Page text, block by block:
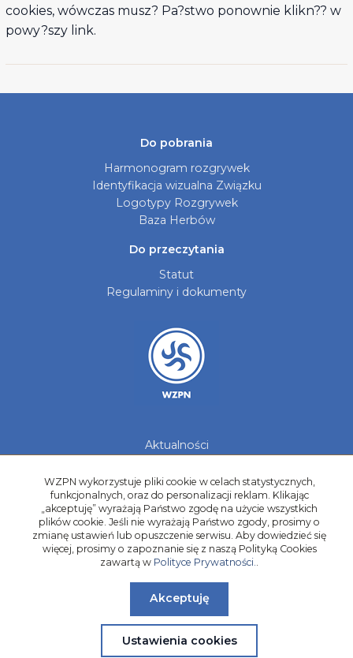
cookies, wówczas musz? Pa?stwo ponownie klikn?? w
powy?szy link.
Do pobrania
Harmonogram rozgrywek
Identyfikacja wizualna Związku
Logotypy Rozgrywek
Baza Herbów
Do przeczytania
Statut
Regulaminy i dokumenty
Aktualności
Kontakt
Kadry Regionów
Program Grantowy
Dziewczyny do Piłki
WZPN wykorzystuje pliki cookie w celach statystycznych,
funkcjonalnych, oraz do personalizacji reklam. Klikając
„akceptuję” wyrażają Państwo zgodę na użycie wszystkich
plików cookie. Jeśli nie wyrażają Państwo zgody, prosimy o
zmianę ustawień lub opuszczenie serwisu. Aby dowiedzieć się
więcej, prosimy o zapoznanie się z naszą Polityką Cookies
zawartą w Polityce Prywatności..
Akceptuję
Ustawienia cookies